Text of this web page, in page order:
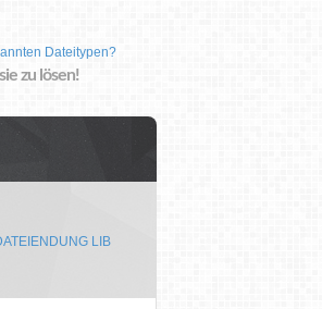
Dateitypen?
zu lösen!
LIB